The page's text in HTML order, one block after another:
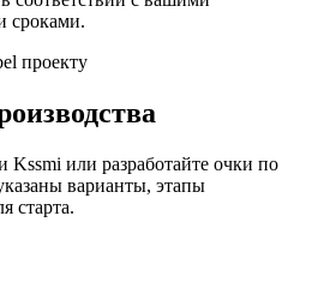
сроками.
проекту
Kssmi или разработайте очки по
варианты, этапы
старта.